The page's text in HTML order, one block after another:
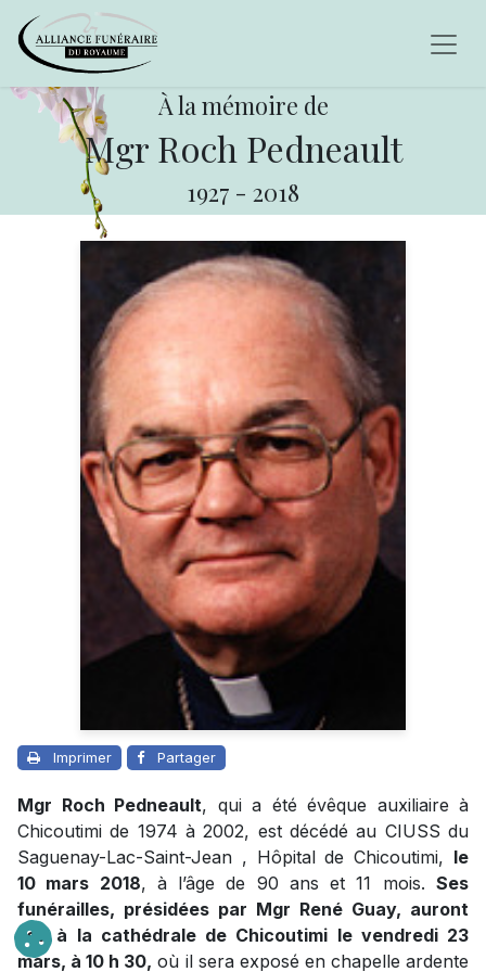
À la mémoire de
Mgr Roch Pedneault
1927 - 2018
Imprimer Partager
Mgr Roch Pedneault, qui a été évêque auxiliaire à
Chicoutimi de 1974 à 2002, est décédé au CIUSS du
Saguenay-Lac-Saint-Jean , Hôpital de Chicoutimi, le
10 mars 2018, à l’âge de 90 ans et 11 mois.Ses
funérailles, présidées par Mgr René Guay, auront
lieu à la cathédrale de Chicoutimi le vendredi 23
mars, à 10 h 30, où il sera exposé en chapelle ardente